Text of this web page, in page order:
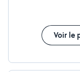
Voir le